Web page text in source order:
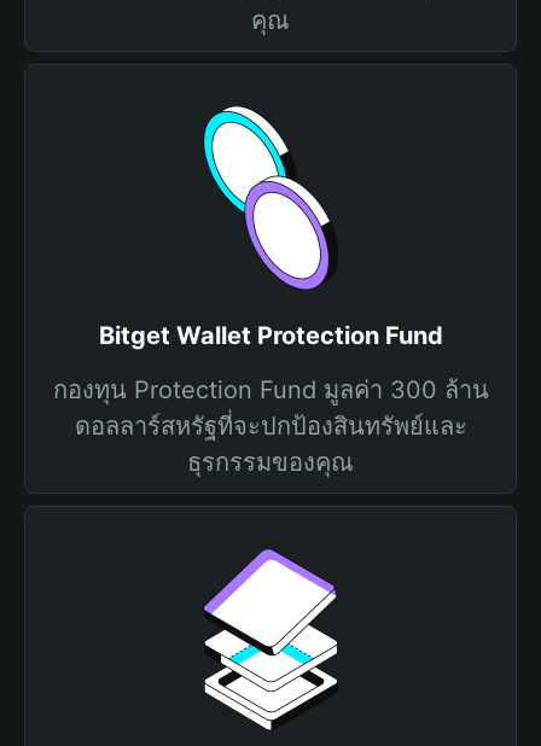
คุณ
Bitget Wallet Protection Fund
กองทุน Protection Fund มูลค่า 300 ล้าน
ดอลลาร์สหรัฐที่จะปกป้องสินทรัพย์และ
ธุรกรรมของคุณ